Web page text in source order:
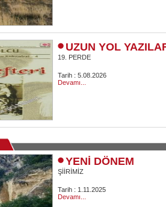
UZUN YOL
19. PERDE
Tarih : 5.08.2026
Devamı...
YENİ DÖNEM
ŞİİRİMİZ
Tarih : 1.11.2025
Devamı...